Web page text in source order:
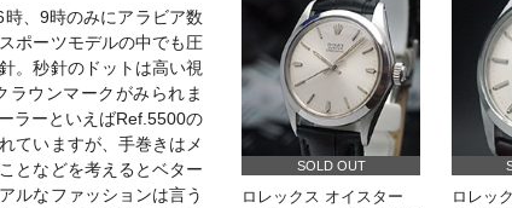
、9時のみにアラビア数
ポーツモデルの中でも圧
。秒針のドットは高い視
ラウンマークがみられま
ラーといえばRef.5500の
ていますが、手巻きはメ
となどを考えるとベター
ルなファッションは言う
SOLD OUT
ロレックス オイスター
ロレッ